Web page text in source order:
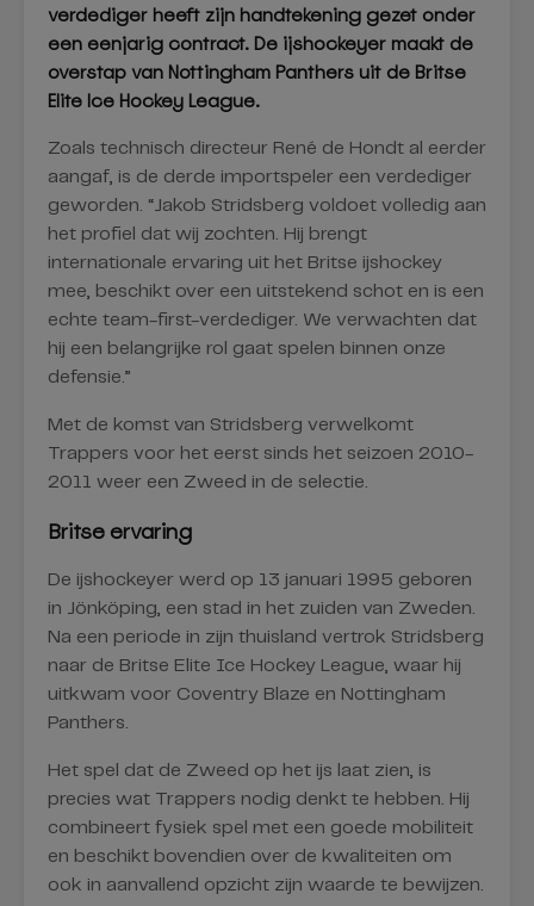
verdediger heeft zijn handtekening gezet onder
een eenjarig contract. De ijshockeyer maakt de
overstap van Nottingham Panthers uit de Britse
Elite Ice Hockey League.
Zoals technisch directeur René de Hondt al eerder
aangaf, is de derde importspeler een verdediger
geworden. “Jakob Stridsberg voldoet volledig aan
het profiel dat wij zochten. Hij brengt
internationale ervaring uit het Britse ijshockey
mee, beschikt over een uitstekend schot en is een
echte team-first-verdediger. We verwachten dat
hij een belangrijke rol gaat spelen binnen onze
defensie.”
Met de komst van Stridsberg verwelkomt
Trappers voor het eerst sinds het seizoen 2010-
2011 weer een Zweed in de selectie.
Britse ervaring
De ijshockeyer werd op 13 januari 1995 geboren
in Jönköping, een stad in het zuiden van Zweden.
Na een periode in zijn thuisland vertrok Stridsberg
naar de Britse Elite Ice Hockey League, waar hij
uitkwam voor Coventry Blaze en Nottingham
Panthers.
Het spel dat de Zweed op het ijs laat zien, is
precies wat Trappers nodig denkt te hebben. Hij
combineert fysiek spel met een goede mobiliteit
en beschikt bovendien over de kwaliteiten om
ook in aanvallend opzicht zijn waarde te bewijzen.